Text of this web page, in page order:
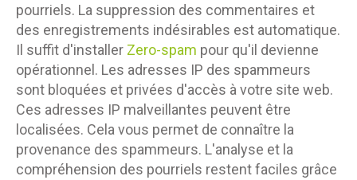
pourriels. La suppression des commentaires et
des enregistrements indésirables est automatique.
Il suffit d'installer Zero-spam pour qu'il devienne
opérationnel. Les adresses IP des spammeurs
sont bloquées et privées d'accès à votre site web.
Ces adresses IP malveillantes peuvent être
localisées. Cela vous permet de connaître la
provenance des spammeurs. L'analyse et la
compréhension des pourriels restent faciles grâce